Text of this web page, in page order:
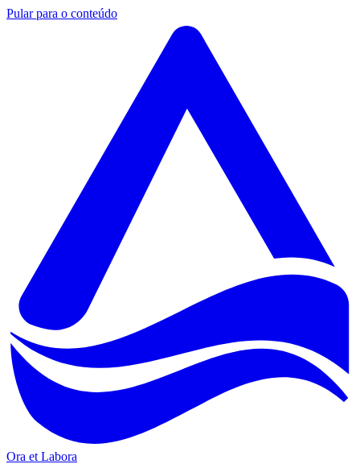
Pular para o conteúdo
Ora et Labora